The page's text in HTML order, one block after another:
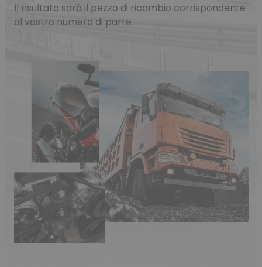
Il risultato sarà il pezzo di ricambio corrispondente
al vostro numero di parte.